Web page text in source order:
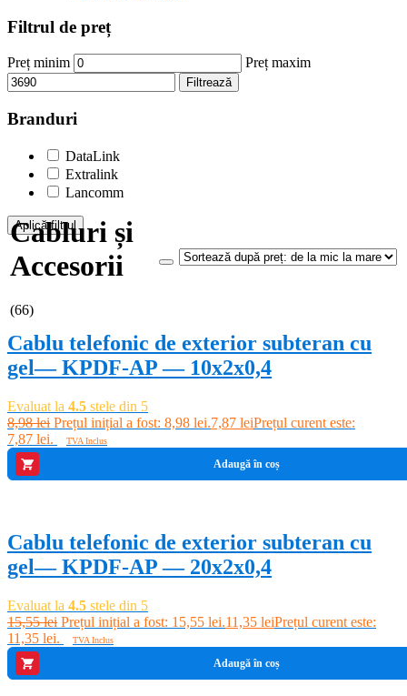
Filtrul de preț
Preț minim Preț maxim
Filtrează
Branduri
DataLink
Extralink
Lancomm
Aplică filtrul
Cabluri și
Accesorii
(66)
Cablu telefonic de exterior subteran cu
gel— KPDF-AP — 10x2x0,4
Evaluat la 4.5 stele din 5
8,98lei Prețul inițial a fost: 8,98 lei.7,87 leiPrețul curent este:
7,87 lei.
TVA Inclus
Adaugă în coș
Cablu telefonic de exterior subteran cu
gel— KPDF-AP — 20x2x0,4
Evaluat la 4.5 stele din 5
15,55lei Prețul inițial a fost: 15,55 lei.11,35 leiPrețul curent este:
11,35 lei.
TVA Inclus
Adaugă în coș